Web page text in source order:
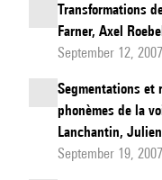
Transformations
Farner, Axel
September 12,
Segmentations et
phonèmes de la
Lanchantin,
September 19,